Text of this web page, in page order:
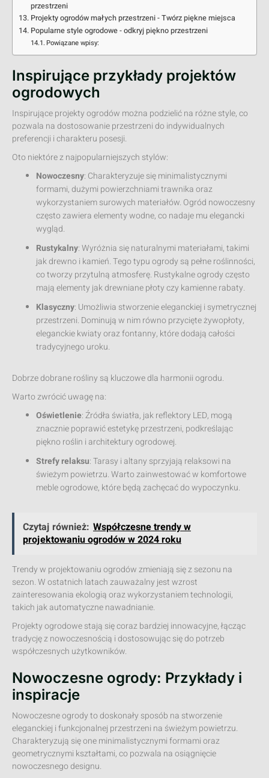
przestrzeni
Projekty ogrodów małych przestrzeni - Twórz piękne miejsca
Popularne style ogrodowe - odkryj piękno przestrzeni
Powiązane wpisy:
Inspirujące przykłady projektów
ogrodowych
Inspirujące projekty ogrodów można podzielić na różne style, co
pozwala na dostosowanie przestrzeni do indywidualnych
preferencji i charakteru posesji.
Oto niektóre z najpopularniejszych stylów:
Nowoczesny: Charakteryzuje się minimalistycznymi
formami, dużymi powierzchniami trawnika oraz
wykorzystaniem surowych materiałów. Ogród nowoczesny
często zawiera elementy wodne, co nadaje mu elegancki
wygląd.
Rustykalny: Wyróżnia się naturalnymi materiałami, takimi
jak drewno i kamień. Tego typu ogrody są pełne roślinności,
co tworzy przytulną atmosferę. Rustykalne ogrody często
mają elementy jak drewniane płoty czy kamienne rabaty.
Klasyczny: Umożliwia stworzenie eleganckiej i symetrycznej
przestrzeni. Dominują w nim równo przycięte żywopłoty,
eleganckie kwiaty oraz fontanny, które dodają całości
tradycyjnego uroku.
Dobrze dobrane rośliny są kluczowe dla harmonii ogrodu.
Warto zwrócić uwagę na:
Oświetlenie: Źródła światła, jak reflektory LED, mogą
znacznie poprawić estetykę przestrzeni, podkreślając
piękno roślin i architektury ogrodowej.
Strefy relaksu: Tarasy i altany sprzyjają relaksowi na
świeżym powietrzu. Warto zainwestować w komfortowe
meble ogrodowe, które będą zachęcać do wypoczynku.
Czytaj również: Współczesne trendy w
projektowaniu ogrodów w 2024 roku
Trendy w projektowaniu ogrodów zmieniają się z sezonu na
sezon. W ostatnich latach zauważalny jest wzrost
zainteresowania ekologią oraz wykorzystaniem technologii,
takich jak automatyczne nawadnianie.
Projekty ogrodowe stają się coraz bardziej innowacyjne, łącząc
tradycję z nowoczesnością i dostosowując się do potrzeb
współczesnych użytkowników.
Nowoczesne ogrody: Przykłady i
inspiracje
Nowoczesne ogrody to doskonały sposób na stworzenie
eleganckiej i funkcjonalnej przestrzeni na świeżym powietrzu.
Charakteryzują się one minimalistycznymi formami oraz
geometrycznymi kształtami, co pozwala na osiągnięcie
nowoczesnego designu.